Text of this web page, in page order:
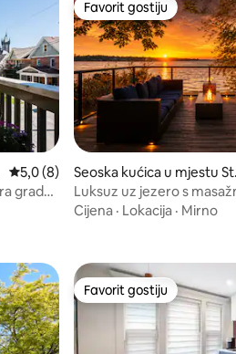
Prosječna ocjena: 5,0 od 5,
5,0 (8)
grada,
balkon
Favorit gostiju
Favorit gostiju
Seoska kućica u mjestu St.
tharines
Luksuz uz jezero s
zadivljujućim zalascima
Cijena · Lokacija · Mirno
Favorit gostiju
Favorit gostiju